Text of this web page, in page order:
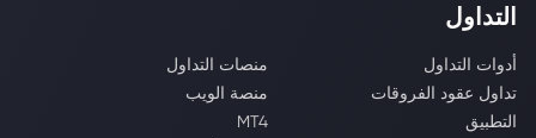
التداول
أدوات التداول
منصات التداول
تداول عقود الفروقات
منصة الويب
التطبيق
MT4